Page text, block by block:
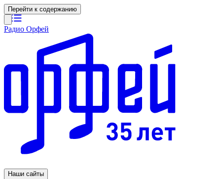
Перейти к содержанию
Радио Орфей
Наши сайты